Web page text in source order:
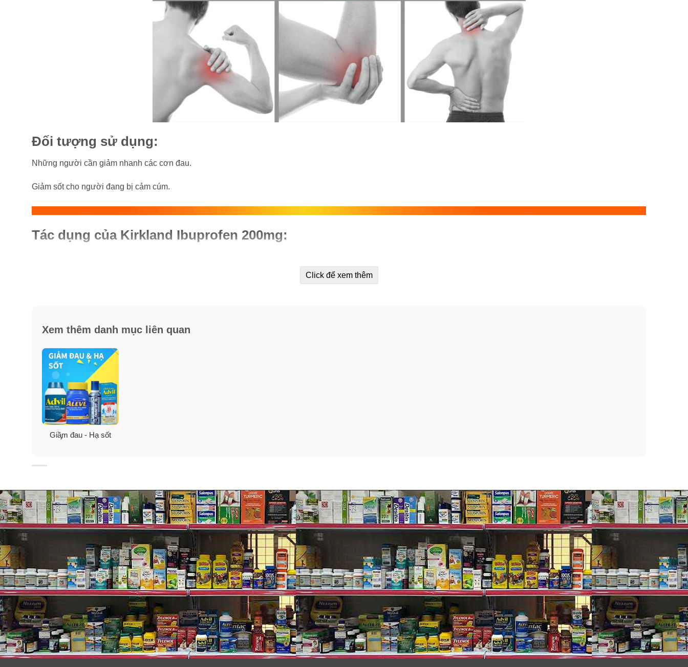
Đối tượng sử dụng:
Những người cần giảm nhanh các cơn đau.
Giảm sốt cho người đang bị cảm cúm.
Tác dụng của Kirkland Ibuprofen 200mg:
– Giúp hạ sốt nhanh chóng, ngoài ra còn cải thiện được cảm cúm, cảm lạnh thông thường.
Thông tin về thương hiệu Kirkland Signature:
Kirkland Signaturelà một thương hiệu thuộc tổng công ty Costco Wholesale tại Issaquah, Mỹ, là thương hiệu cung cấp thực phẩm chức năng nổi tiếng toàn cầu.
Kirkland Signature luôn tìm hiểu về nhu cầu của người tiêu dùng từ đó đưa ra các sản phẩm mới. Chất lượng luôn được ưu tiên hàng đầu, Kirkland Signature luôn nâng
cao chất lượng sản phẩm. Các sản phẩm của thương hiệu Kirkland Signature trên thị trường luôn được khách hàng tin tưởng và ưa chuộng.
Hướng dẫn sử dụng:
Sử dụng cho người lớn và trẻ em từ 12 tuổi trở lên
-Sử dụng 1-2 viên mỗi 6 giờ khi cần thiết. Không dùng quá 6 viên trong vòng 24h. Không sử dụng quá liều quy định.
Click để xem thêm
Xem thêm danh mục liên quan
Giầ̡m đau - Hạ sốt